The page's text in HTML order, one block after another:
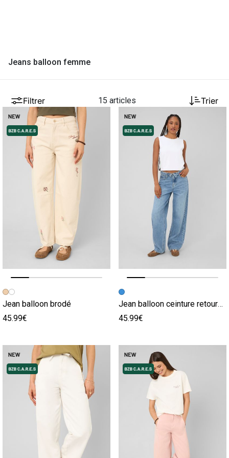
Jeans balloon femme
Filtrer 15 articles Trier
Image précédente
Image suivante
Jean balloon brodé
45.99€
Image précédente
Image suivante
Jean balloon ceinture retournée
45.99€